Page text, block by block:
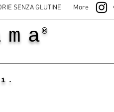
SENZA GLUTINE More
®